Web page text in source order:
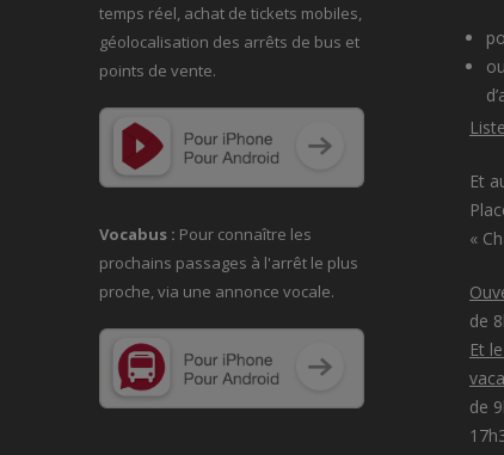
temps réel, achat de tickets mobiles,
géolocalisation des arrêts de bus et
points de vente.
Vocabus : Pour connaître les
prochains passages à l'arrêt le plus
proche, via une annonce vocale.
Et
«
de
Et
de